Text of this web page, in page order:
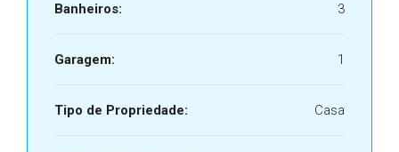
Banheiros: 3
Garagem: 1
Tipo de Propriedade: Casa